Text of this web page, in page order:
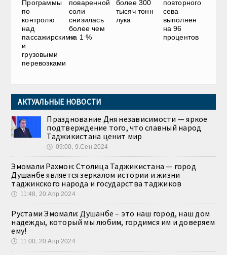
Программы
по
контролю
над
пассажирскими
и
грузовыми
перевозками
поваренной
соли
снизилась
более чем
на 1 %
более 300
тысяч тонн
лука
повторного
сева
выполнен
на 96
процентов
АКТУАЛЬНЫЕ НОВОСТИ
Празднование Дня независимости — яркое
подтверждение того, что славный народ
Таджикистана ценит мир
🕔 09:00, 9.Сен 2024
Эмомали Рахмон: Столица Таджикистана — город
Душанбе является зеркалом истории и жизни
таджикского народа и государства таджиков
🕔 11:48, 20.Апр 2024
Рустами Эмомали: Душанбе – это наш город, наш дом
надежды, который мы любим, гордимся им и доверяем
ему!
🕔 11:00, 20.Апр 2024